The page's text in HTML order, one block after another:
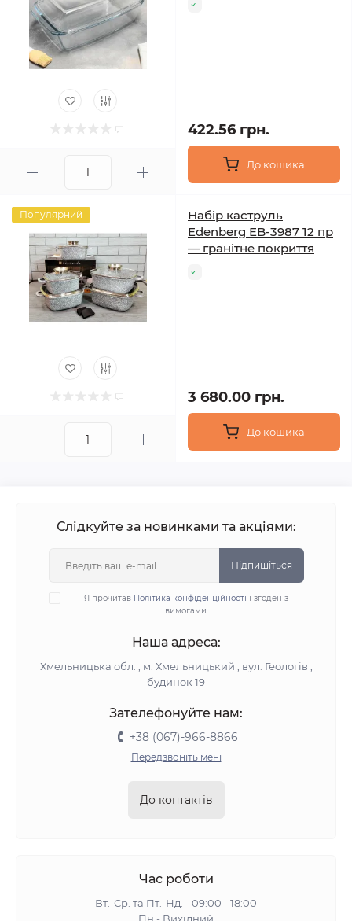
422.56 грн.
До кошика
Популярний
Набір каструль
Edenberg EB-3987 12 пр
— гранітне покриття
3 680.00 грн.
До кошика
Слідкуйте за новинками та акціями:
Підпишіться
Я прочитав Політика конфіденційності і згоден з
вимогами
Наша адреса:
Хмельницька обл. , м. Хмельницький , вул. Геологів ,
будинок 19
Зателефонуйте нам:
+38 (067)-966-8866
Передзвоніть мені
До контактів
Час роботи
Вт.-Ср. та Пт.-Нд. - 09:00 - 18:00